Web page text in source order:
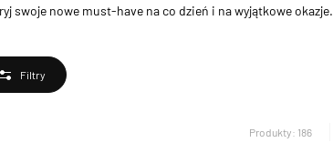
swoje nowe must-have na co dzień i na wyjątkowe okazje.
Filtry
Produkty: 186